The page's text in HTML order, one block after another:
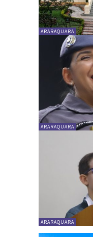
ARARAQUARA
ARARAQUARA
ARARAQUARA